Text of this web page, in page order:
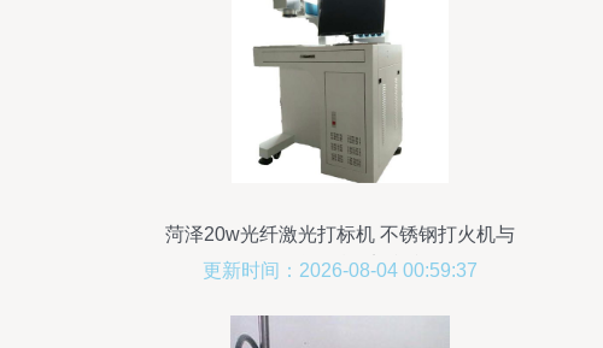
菏泽20w光纤激光打标机 不锈钢打火机与
金属铭牌的精细刻印利器
更新时间：2026-08-04 00:59:37